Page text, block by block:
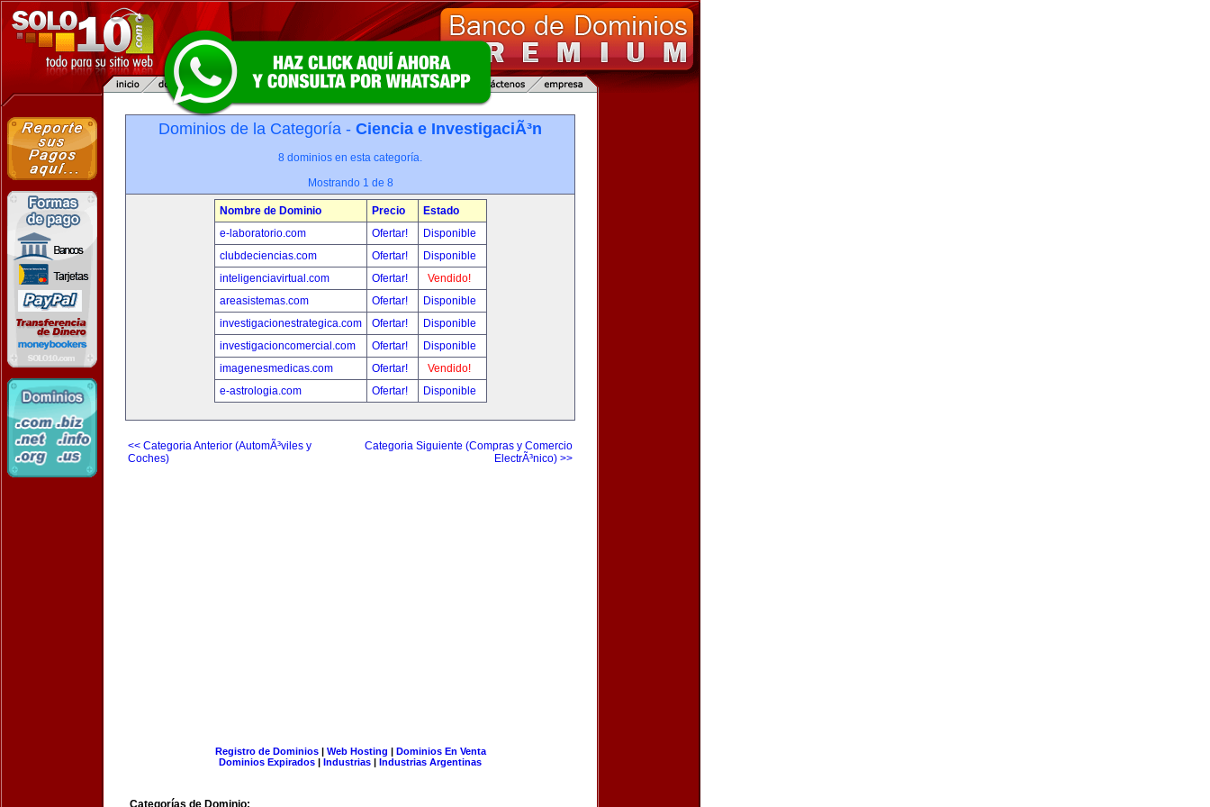
Dominios de la Categoría - Ciencia e InvestigaciÃ³n
8 dominios en esta categoría.
Mostrando 1 de 8
Nombre de Dominio Precio
Estado
e-laboratorio.com
Ofertar!
Disponible
clubdeciencias.com
Ofertar!
Disponible
inteligenciavirtual.com
Ofertar!
Vendido!
areasistemas.com
Ofertar!
Disponible
investigacionestrategica.com
Ofertar!
Disponible
investigacioncomercial.com
Ofertar!
Disponible
imagenesmedicas.com
Ofertar!
Vendido!
e-astrologia.com
Ofertar! Disponible
<< Categoria Anterior (AutomÃ³viles y
Coches)
Categoria Siguiente (Compras y Comercio
ElectrÃ³nico) >>
Registro de Dominios| Web Hosting | Dominios En Venta
Dominios Expirados | Industrias | Industrias Argentinas
Categorías de Dominio: